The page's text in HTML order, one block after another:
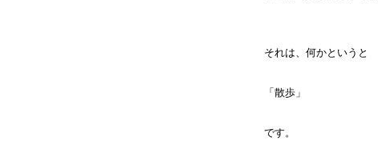
それは、何かというと
「散歩」
です。